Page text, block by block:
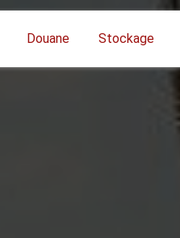
Douane Stockage